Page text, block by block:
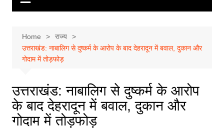
Home
राज्य
उत्तराखंड: नाबालिग से दुष्कर्म के आरोप के बाद देहरादून में बवाल, दुकान और
गोदाम में तोड़फोड़
उत्तराखंड: नाबालिग से दुष्कर्म के आरोप
के बाद देहरादून में बवाल, दुकान और
गोदाम में तोड़फोड़